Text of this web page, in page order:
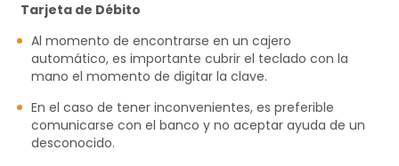
Tarjeta de Débito
Al momento de encontrarse en un cajero
automático, es importante cubrir el teclado con la
mano el momento de digitar la clave.
En el caso de tener inconvenientes, es preferible
comunicarse con el banco y no aceptar ayuda de un
desconocido.